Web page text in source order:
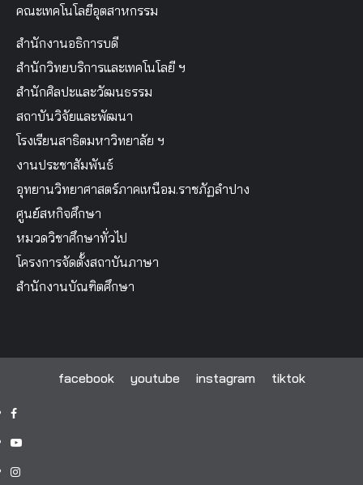
คณะเทคโนโลยีอุตสาหกรรม
สำนักงานอธิการบดี
สำนักวิทยบริการและเทคโนโลยี ฯ
สำนักศิลปะและวัฒนธรรม
สถาบันวิจัยและพัฒนา
โรงเรียนสาธิตมหาวิทยาลัย ฯ
งานประชาสัมพันธ์
อุทยานวิทยาศาสตร์ภาคเหนือม.ราชภัฏลำปาง
ศูนย์สหกิจศึกษา
หมวดวิชาศึกษาทั่วไป
โครงการจัดตั้งสถาบันภาษา
สำนักงานบัณฑิตศึกษา
facebook youtube instagram tiktok
facebook
youtube
instagram